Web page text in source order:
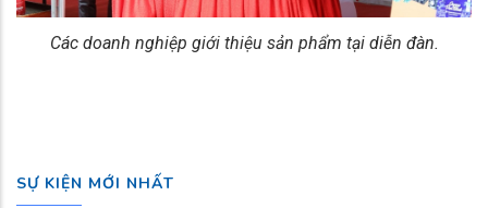
Các doanh nghiệp giới thiệu sản phẩm tại diễn đàn.
SỰ KIỆN MỚI NHẤT